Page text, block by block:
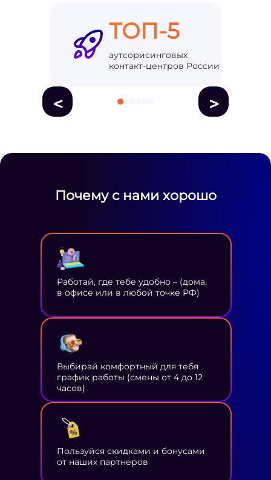
ТОП-5
аутсорисинговых
контакт-центров России
< >
Почему с нами хорошо
Работай, где тебе удобно – (дома,
в офисе или в любой точке РФ)
Выбирай комфортный для тебя
график работы (смены от 4 до 12
часов)
Пользуйся скидками и бонусами
от наших партнеров